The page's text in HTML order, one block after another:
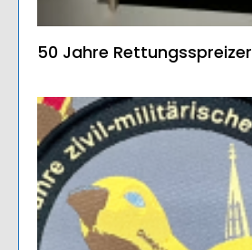
50 Jahre Rettungsspreizer